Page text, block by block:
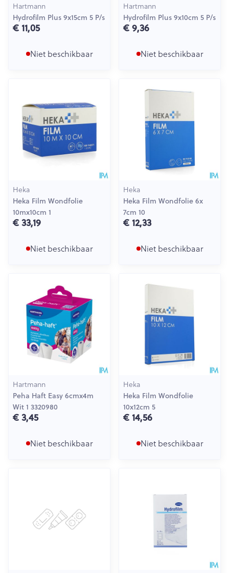
Hartmann
Hydrofilm Plus 9x15cm 5 P/s
€ 11,05
Niet beschikbaar
Hartmann
Hydrofilm Plus 9x10cm 5 P/s
€ 9,36
Niet beschikbaar
Heka
Heka Film Wondfolie
10mx10cm 1
€ 33,19
Niet beschikbaar
Heka
Heka Film Wondfolie 6x
7cm 10
€ 12,33
Niet beschikbaar
Hartmann
Peha Haft Easy 6cmx4m
Wit 1 3320980
€ 3,45
Niet beschikbaar
Heka
Heka Film Wondfolie
10x12cm 5
€ 14,56
Niet beschikbaar